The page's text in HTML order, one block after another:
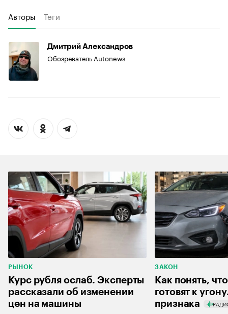
Авторы Теги
Дмитрий Александров
Обозреватель Autonews
РЫНОК
Курс рубля ослаб. Эксперты
рассказали об изменении
цен на машины
ЗАКОН
Как понять,
готовят к
признака